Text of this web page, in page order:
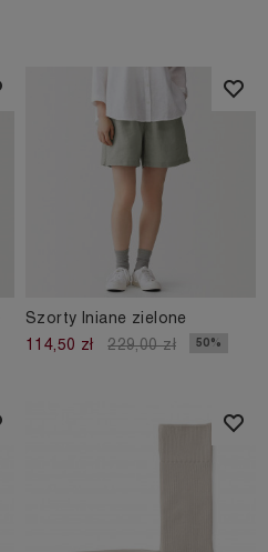
Szorty lniane zielone
114,50 zł
229,00 zł 50%